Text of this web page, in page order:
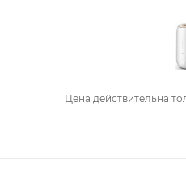
Цена действительна